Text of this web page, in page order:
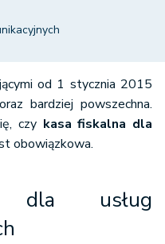
od 1 stycznia 2015
bardziej powszechna.
czy kasa fiskalna dla
obowiązkowa.
dla usług